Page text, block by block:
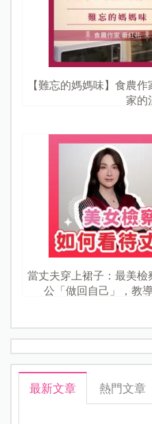
【難忘的媽媽味】食農
家的
當丈夫穿上裙子：最美
公「做回自己」，教
最新文章 熱門文章